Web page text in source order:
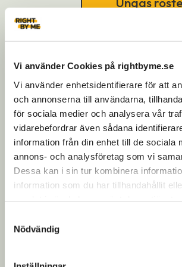
Vi använder Cookies på rightbyme.se
Vi använder enhetsidentifierare för att
och annonserna till användarna,
för sociala medier och analysera vår
vidarebefordrar även sådana
information från din enhet till de sociala
annons- och analysföretag som vi
Dessa kan i sin tur kombinera
information som du har tillhandahållit
Nödvändig
bidrar unga med
perspektiv som
för framtiden.
Bli vår
Vi skräddarsyr
partnerskap som
värde för både er
unga. Genom
mål och en tydlig plan
vi en samverkan
förändring och
i praktiken.